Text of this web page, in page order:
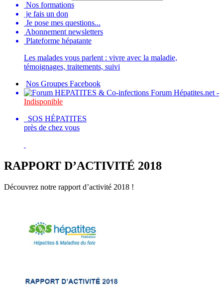
Nos formations
je fais un don
Je pose mes questions...
Abonnement newsletters
Plateforme hépatante
Les malades vous parlent : vivre avec la maladie,
témoignages, traitements, suivi
Nos Groupes Facebook
Forum Hépatites.net -
Indisponible
SOS HÉPATITES
près de chez vous
RAPPORT D’ACTIVITÉ 2018
Découvrez notre rapport d’activité 2018 !